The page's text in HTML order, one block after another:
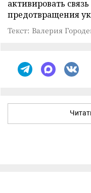
активировать
предотвращения
Текст: Валерия